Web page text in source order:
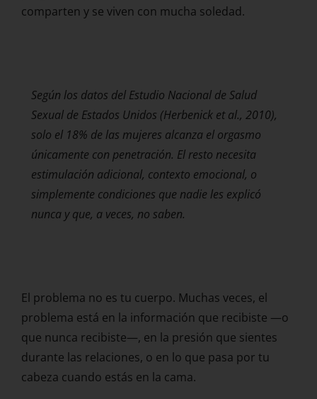
comparten y se viven con mucha soledad.
Según los datos del Estudio Nacional de Salud
Sexual de Estados Unidos (Herbenick et al., 2010),
solo el 18% de las mujeres alcanza el orgasmo
únicamente con penetración. El resto necesita
estimulación adicional, contexto emocional, o
simplemente condiciones que nadie les explicó
nunca y que, a veces, no saben.
El problema no es tu cuerpo. Muchas veces, el
problema está en la información que recibiste —o
que nunca recibiste—, en la presión que sientes
durante las relaciones, o en lo que pasa por tu
cabeza cuando estás en la cama.